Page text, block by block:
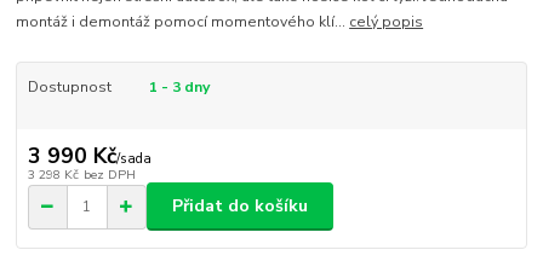
montáž i demontáž pomocí momentového klí... celý popis
Dostupnost 1 - 3 dny
3 990 Kč/sada
3 298 Kč bez DPH
Přidat do košíku